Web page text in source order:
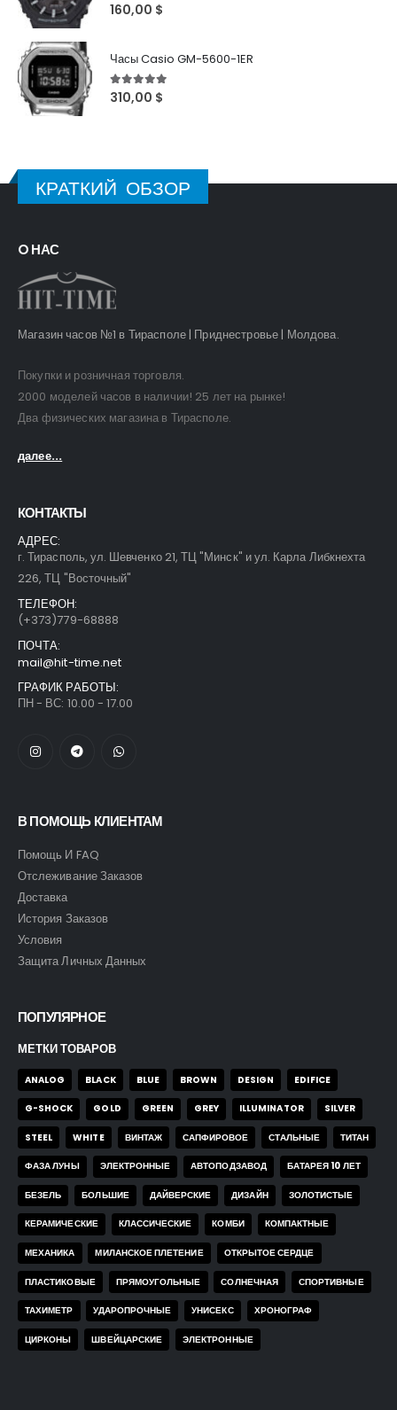
5out of 5
160,00 $
Часы Casio GM-5600-1ER
5out of 5
310,00 $
КРАТКИЙ ОБЗОР
O НАС
Магазин часов №1 в Тирасполе | Приднестровье | Молдова.
Покупки и розничная торговля.
2000 моделей часов в наличии! 25 лет на рынке!
Два физических магазина в Тирасполе.
далее...
КОНТАКТЫ
АДРЕС:
г. Тирасполь, ул. Шевченко 21, ТЦ "Минск" и ул. Карла Либкнехта
226, ТЦ "Восточный"
ТЕЛЕФОН:
(+373)779-68888
ПОЧТА:
mail@hit-time.net
ГРАФИК РАБОТЫ:
ПН - ВС: 10.00 - 17.00
В ПОМОЩЬ КЛИЕНТАМ
Помощь И FAQ
Отслеживание Заказов
Доставка
История Заказов
Условия
Защита Личных Данных
ПОПУЛЯРНОЕ
МЕТКИ ТОВАРОВ
ANALOG BLACK BLUE BROWN DESIGN EDIFICE
G-SHOCK GOLD GREEN GREY ILLUMINATOR SILVER
STEEL WHITE ВИНТАЖ САПФИРОВОЕ СТАЛЬНЫЕ ТИТАН
ФАЗА ЛУНЫ ЭЛЕКТРОННЫЕ АВТОПОДЗАВОД БАТАРЕЯ 10 ЛЕТ
БЕЗЕЛЬ БОЛЬШИЕ ДАЙВЕРСКИЕ ДИЗАЙН ЗОЛОТИСТЫЕ
КЕРАМИЧЕСКИЕ КЛАССИЧЕСКИЕ КОМБИ КОМПАКТНЫЕ
МЕХАНИКА МИЛАНСКОЕ ПЛЕТЕНИЕ ОТКРЫТОЕ СЕРДЦЕ
ПЛАСТИКОВЫЕ ПРЯМОУГОЛЬНЫЕ СОЛНЕЧНАЯ СПОРТИВНЫЕ
ТАХИМЕТР УДАРОПРОЧНЫЕ УНИСЕКС ХРОНОГРАФ
ЦИРКОНЫ ШВЕЙЦАРСКИЕ ЭЛЕКТРОННЫЕ